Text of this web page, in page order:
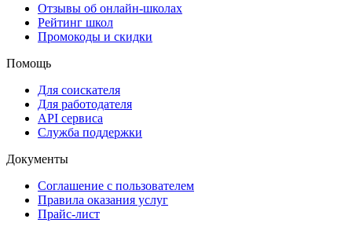
Отзывы об онлайн-школах
Рейтинг школ
Промокоды и скидки
Помощь
Для соискателя
Для работодателя
API сервиса
Служба поддержки
Документы
Соглашение с пользователем
Правила оказания услуг
Прайс-лист